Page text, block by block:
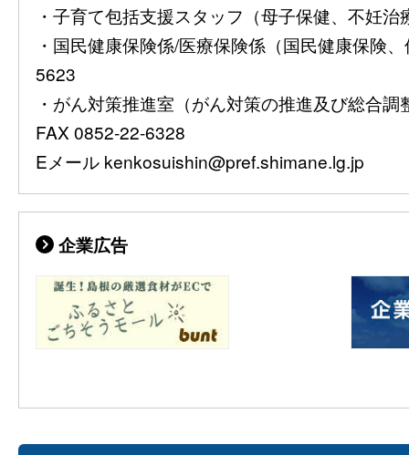
・子育て包括支援スタッフ（母子保健、不妊
・国民健康保険係/医療保険係（国民健康保険
5623
・がん対策推進室（がん対策の推進及び総合
FAX 0852-22-6328
Eメール kenkosuishin@pref.shimane.lg.jp
企業広告